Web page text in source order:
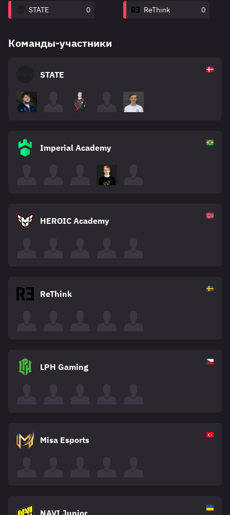
STATE 0 ReThink 0
Команды-участники
STATE
Imperial Academy
HEROIC Academy
ReThink
LPH Gaming
Misa Esports
NAVI Junior